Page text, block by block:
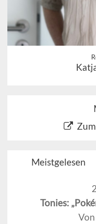
Meistgelesen
Tonies: